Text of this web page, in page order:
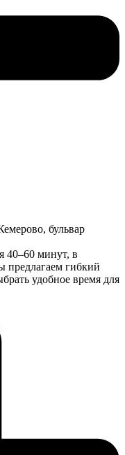
бульвар
40–60 минут, в
предлагаем гибкий
удобное время для